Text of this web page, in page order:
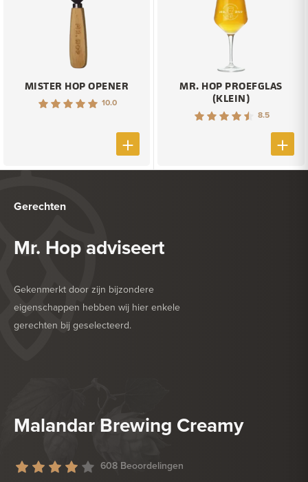
MISTER HOP OPENER
10.0
MR. HOP PROEFGLAS
(KLEIN)
8.5
Gerechten
Mr. Hop adviseert
Gekenmerkt door zijn bijzondere
eigenschappen hebben wij hier enkele
gerechten bij geselecteerd.
HEERLIJK BIJ
Malandar Brewing Creamy
608 Beoordelingen